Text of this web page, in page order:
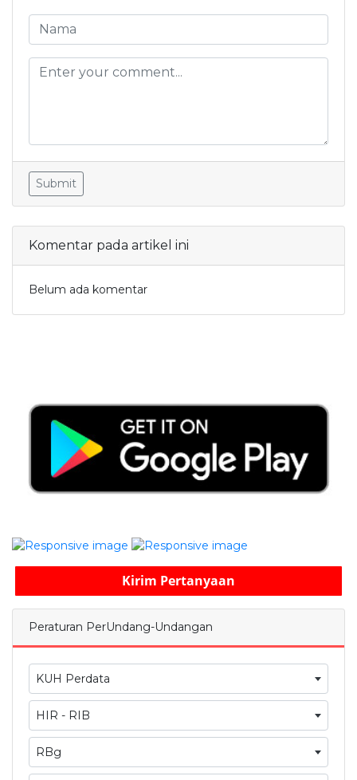
Submit
Komentar pada artikel ini
Belum ada komentar
Kirim Pertanyaan
Peraturan PerUndang-Undangan
KUH Perdata
HIR - RIB
RBg